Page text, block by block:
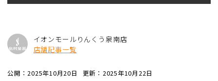
イオンモールりんくう泉南店
店舗記事一覧
公開：2025年10月20日 更新：2025年10月22日